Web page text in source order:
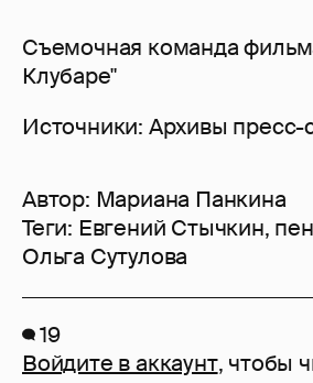
Съемочная команда
Клубаре"
Источники: Архивы
Автор: Мариана Панкина
Теги: Евгений Стычкин,
Ольга Сутулова
19
Войдите в аккаунт, чтобы